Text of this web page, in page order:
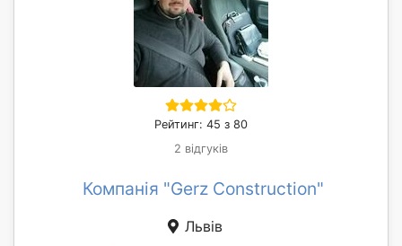
Рейтинг: 45 з 80
2 відгуків
Компанія "Gerz Construction"
Львів